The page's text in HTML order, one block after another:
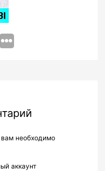
необходимо
аккаунт